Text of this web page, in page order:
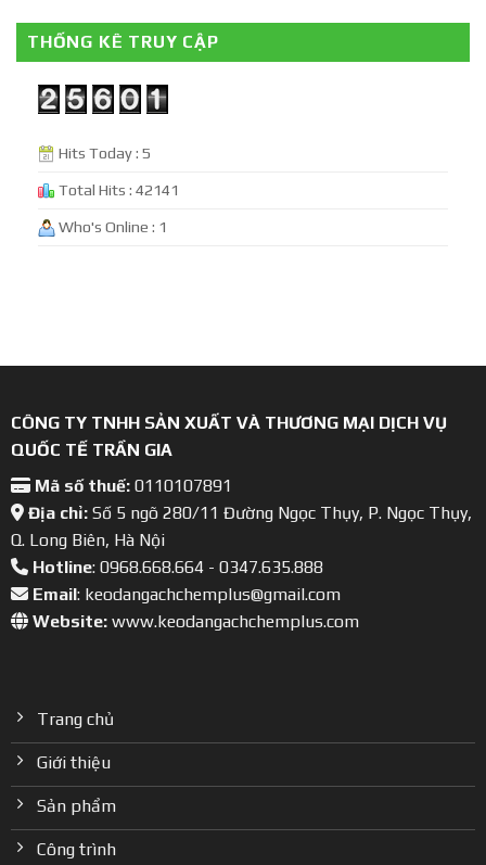
THỐNG KÊ TRUY CẬP
Hits Today : 5
Total Hits : 42141
Who's Online : 1
CÔNG TY TNHH SẢN XUẤT VÀ THƯƠNG MẠI DỊCH VỤ
QUỐC TẾ TRẦN GIA
Mã số thuế: 0110107891
Địa chỉ:Số 5 ngõ 280/11 Đường Ngọc Thụy, P. Ngọc Thụy,
Q. Long Biên, Hà Nội
Hotline: 0968.668.664 - 0347.635.888
Email: keodangachchemplus@gmail.com
Website:www.keodangachchemplus.com
Trang chủ
Giới thiệu
Sản phẩm
Công trình